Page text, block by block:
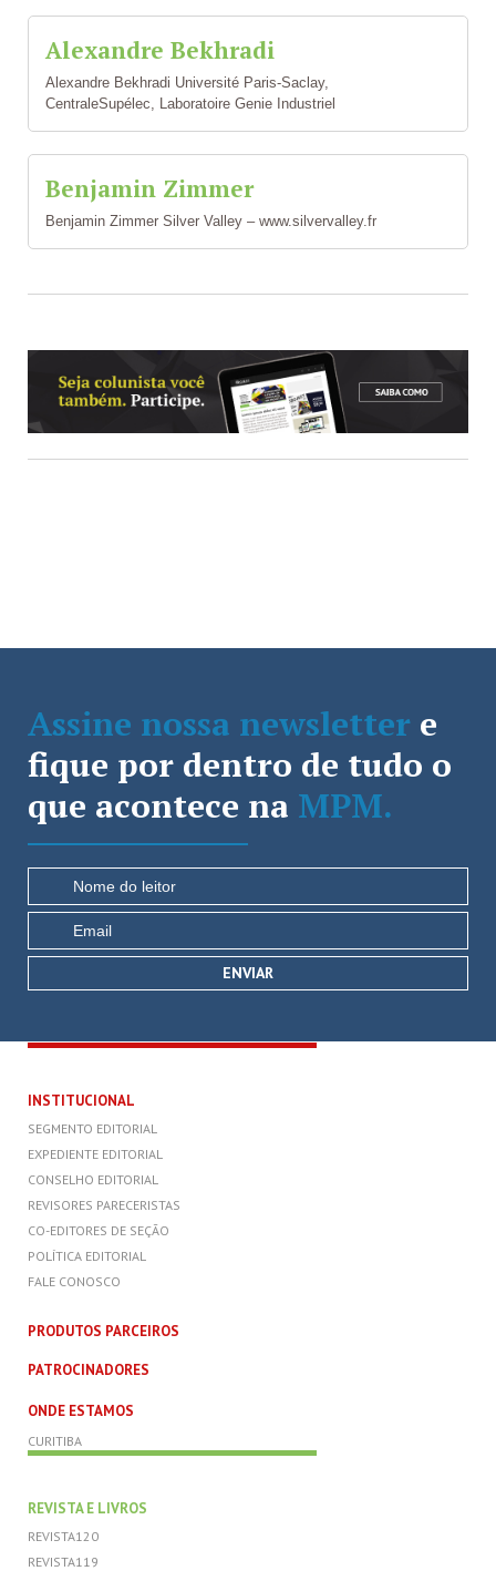
Alexandre Bekhradi
Alexandre Bekhradi Université Paris-Saclay,
CentraleSupélec, Laboratoire Genie Industriel
Benjamin Zimmer
Benjamin Zimmer Silver Valley – www.silvervalley.fr
Assine nossa newsletter e
fique por dentro de tudo o
que acontece na MPM.
INSTITUCIONAL
SEGMENTO EDITORIAL
EXPEDIENTE EDITORIAL
CONSELHO EDITORIAL
REVISORES PARECERISTAS
CO-EDITORES DE SEÇÃO
POLÍTICA EDITORIAL
FALE CONOSCO
PRODUTOS PARCEIROS
PATROCINADORES
ONDE ESTAMOS
CURITIBA
REVISTA E LIVROS
REVISTA120
REVISTA119